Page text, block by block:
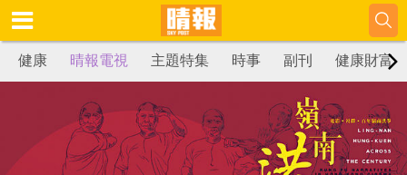
健康 晴報電視 主題特集 時事 副刊 健康財富